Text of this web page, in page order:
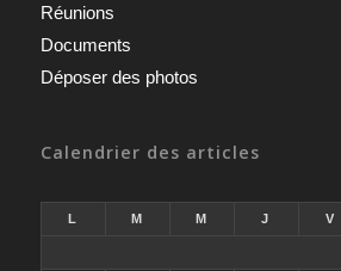
Réunions
Documents
Déposer des photos
Calendrier des articles
L M M J V